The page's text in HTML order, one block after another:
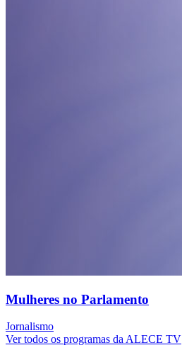
Mulheres no Parlamento
Jornalismo
Ver todos os programas da ALECE TV